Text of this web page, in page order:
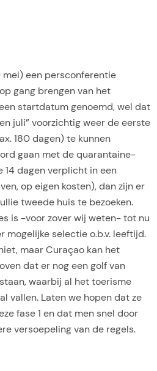
mei) een persconferentie
gang brengen van het
startdatum genoemd, wel dat
juli” voorzichtig weer de eerste
180 dagen) te kunnen
gaan met de quarantaine-
dagen verplicht in een
op eigen kosten), dan zijn er
tweede huis te bezoeken.
is -voor zover wij weten- tot nu
mogelijke selectie o.b.v. leeftijd.
maar Curaçao kan het
dat er nog een golf van
waarbij al het toerisme
vallen. Laten we hopen dat ze
fase 1 en dat men snel door
versoepeling van de regels.